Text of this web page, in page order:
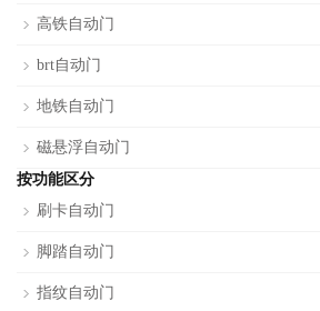
高铁自动门
brt自动门
地铁自动门
磁悬浮自动门
按功能区分
刷卡自动门
脚踏自动门
指纹自动门